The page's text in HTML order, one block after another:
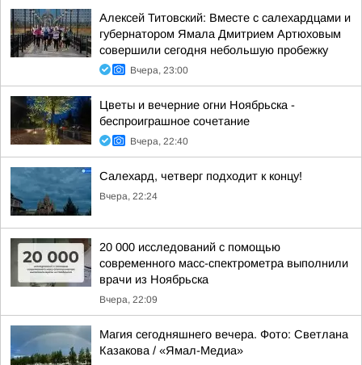
Алексей Титовский: Вместе с салехардцами и
губернатором Ямала Дмитрием Артюховым
совершили сегодня небольшую пробежку
Вчера, 23:00
Цветы и вечерние огни Ноябрьска -
беспроиграшное сочетание
Вчера, 22:40
Салехард, четверг подходит к концу!
Вчера, 22:24
20 000 исследований с помощью
современного масс-спектрометра выполнили
врачи из Ноябрьска
Вчера, 22:09
Магия сегодняшнего вечера. Фото: Светлана
Казакова / «Ямал-Медиа»